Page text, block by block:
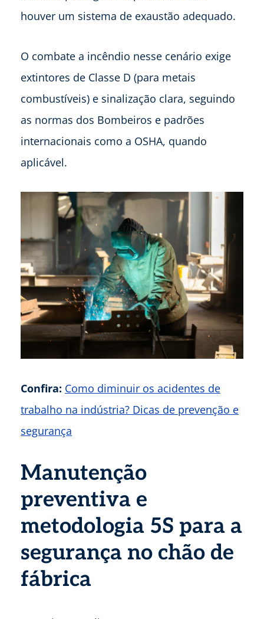
houver um sistema de exaustão adequado.
O combate a incêndio nesse cenário exige
extintores de Classe D (para metais
combustíveis) e sinalização clara, seguindo
as normas dos Bombeiros e padrões
internacionais como a OSHA, quando
aplicável.
Confira: Como diminuir os acidentes de
trabalho na indústria? Dicas de prevenção e
segurança
Manutenção
preventiva e
metodologia 5S para a
segurança no chão de
fábrica